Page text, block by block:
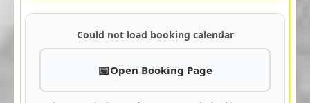
Could not load booking calendar
Open Booking Page